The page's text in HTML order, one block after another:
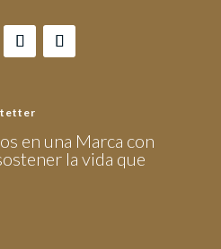
en una Marca con
la vida que